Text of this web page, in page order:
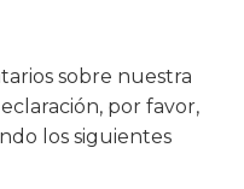
sobre nuestra
por favor,
los siguientes